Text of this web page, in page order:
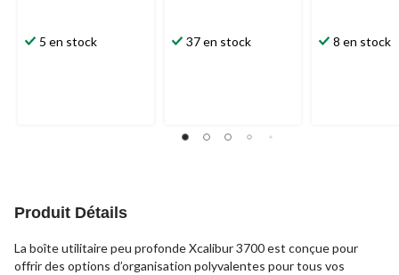
5 en stock 37 en stock 8 en stock
Produit Détails
La boîte utilitaire peu profonde Xcalibur 3700 est conçue pour
offrir des options d’organisation polyvalentes pour tous vos